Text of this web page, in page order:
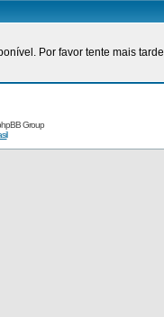
Por favor tente mais
Group